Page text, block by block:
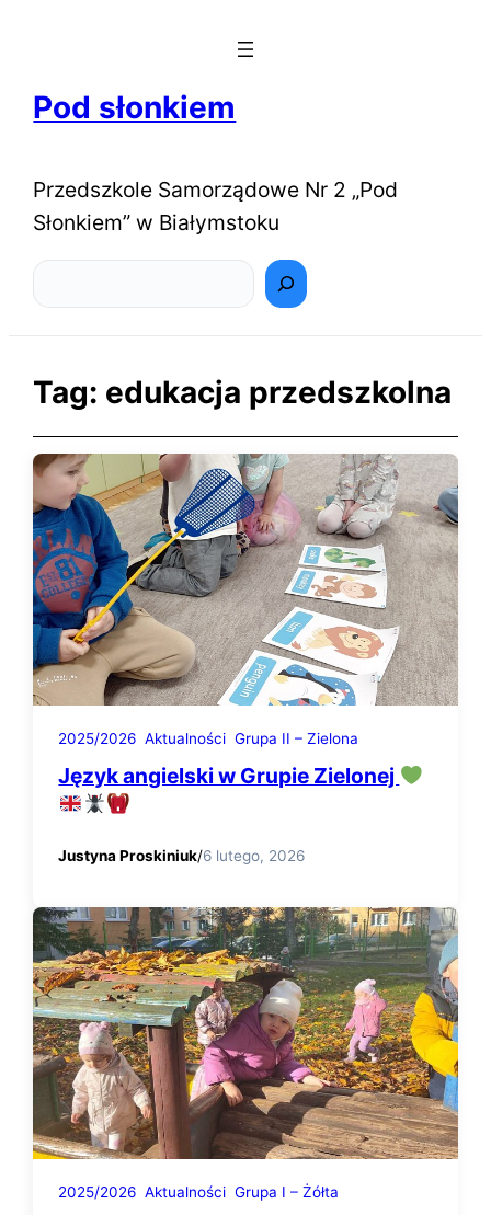
Pod słonkiem
Przedszkole Samorządowe Nr 2 „Pod
Słonkiem” w Białymstoku
Tag: edukacja przedszkolna
2025/2026 Aktualności Grupa II – Zielona
Język angielski w Grupie Zielonej
Justyna Proskiniuk/6 lutego, 2026
2025/2026 Aktualności Grupa I – Żółta